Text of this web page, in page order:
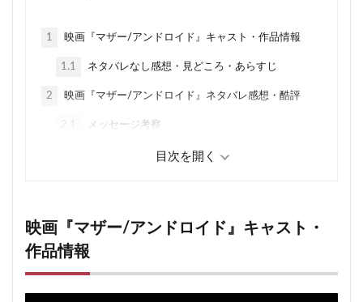
1 映画『マザー/アンドロイド』キャスト・作品情報
1.1 ネタバレなし感想・見どころ・あらすじ
2 映画『マザー/アンドロイド』ネタバレ感想・酷評
2.1 メッセージ考察
Netflix映画『マザー/アンドロイド』ネタバレあらす
4.1
NetflixSFアクションサスペンス映画ネタバレ関連
記事
映画『マザー/アンドロイド』キャスト・
作品情報